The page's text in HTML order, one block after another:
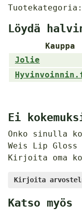
Löydä
Kauppa
Jolie
Ei
Onko sinulla
Weis Lip
Kirjoita oma
Kirjoita
Katso myös